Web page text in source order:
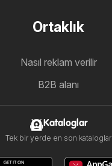
Ortaklık
Nasıl reklam verilir
B2B alanı
Kataloglar
Tek bir yerde en son kataloglar